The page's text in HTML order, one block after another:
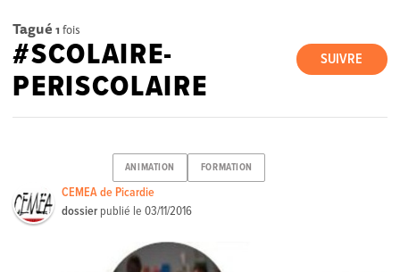
Tagué 1 fois
SUIVRE
#SCOLAIRE-
PERISCOLAIRE
ANIMATION FORMATION
CEMEA de Picardie
dossier publié le03/11/2016